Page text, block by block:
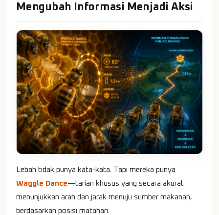
Mengubah Informasi Menjadi Aksi
Lebah tidak punya kata-kata. Tapi mereka punya
Waggle Dance—tarian khusus yang secara akurat
menunjukkan arah dan jarak menuju sumber makanan,
berdasarkan posisi matahari.